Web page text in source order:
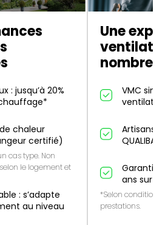
: jusqu’à 20%
chaleur
certifié)
cas type. Non
le logement et
: s’adapte
au niveau
Une
VMC
Artisans
QUALIBAT
Garantie
ans sur
*Selon conditions
prestations.